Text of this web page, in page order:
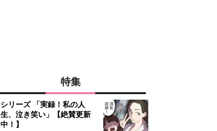
特集
シリーズ 「実録！私の人
生、泣き笑い」【絶賛更新
中！】